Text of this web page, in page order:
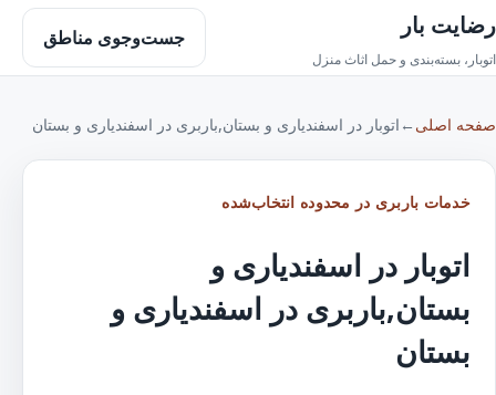
رضایت بار
اتوبار، بسته‌بندی و حمل اثاث منزل
جست‌وجوی مناطق
صفحه اصلی ← اتوبار در اسفندیاری و بستان,باربری در اسفندیاری و بستان
خدمات باربری در محدوده انتخاب‌شده
اتوبار در اسفندیاری و
بستان,باربری در اسفندیاری و
بستان